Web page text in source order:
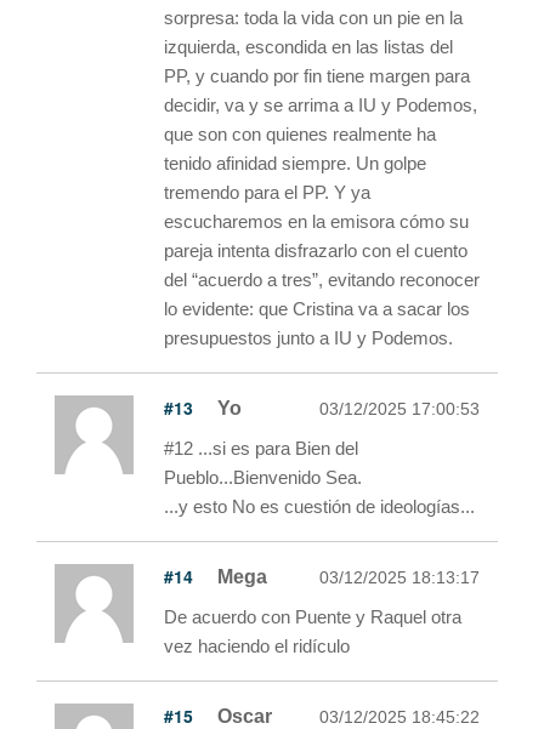
sorpresa: toda la vida con un pie en la
izquierda, escondida en las listas del
PP, y cuando por fin tiene margen para
decidir, va y se arrima a IU y Podemos,
que son con quienes realmente ha
tenido afinidad siempre. Un golpe
tremendo para el PP. Y ya
escucharemos en la emisora cómo su
pareja intenta disfrazarlo con el cuento
del “acuerdo a tres”, evitando reconocer
lo evidente: que Cristina va a sacar los
presupuestos junto a IU y Podemos.
#13 Yo 03/12/2025 17:00:53
#12 ...si es para Bien del
Pueblo...Bienvenido Sea.
...y esto No es cuestión de ideologías...
#14 Mega 03/12/2025 18:13:17
De acuerdo con Puente y Raquel otra
vez haciendo el ridículo
#15 Oscar 03/12/2025 18:45:22